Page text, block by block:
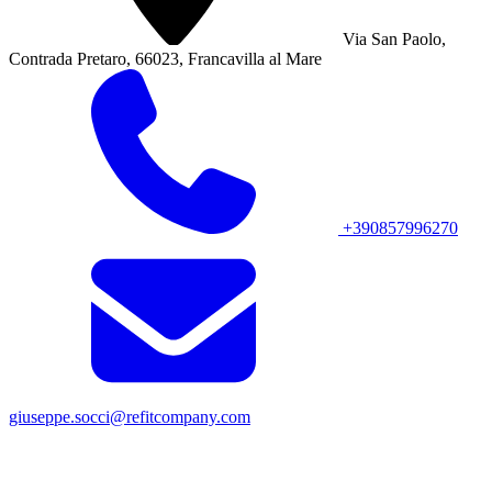
Via San Paolo,
Contrada Pretaro, 66023, Francavilla al Mare
+390857996270
giuseppe.socci@refitcompany.com